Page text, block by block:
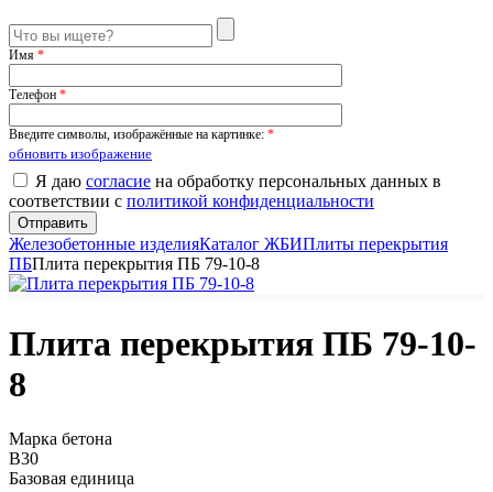
Имя *
Телефон *
Введите символы, изображённые на картинке: *
обновить изображение
Я даю согласие на обработку персональных данных в
соответствии с политикой конфиденциальности
Железобетонные изделияКаталог ЖБИПлиты перекрытия
ПБПлита перекрытия ПБ 79-10-8
Плита перекрытия ПБ 79-10-
8
Марка бетона
B30
Базовая единица